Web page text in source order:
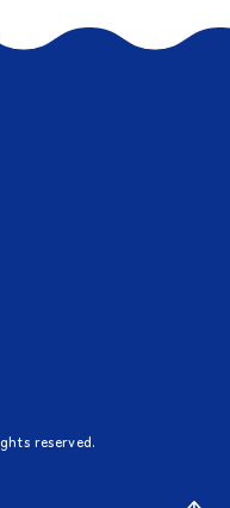
reserved.